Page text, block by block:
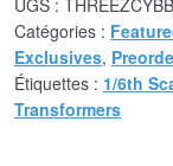
Catégories :
Exclusives,
Étiquettes : 1/6th
Transformers